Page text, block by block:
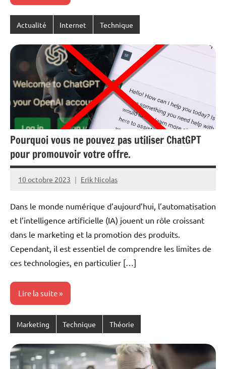
Actualité Internet Technique
Pourquoi vous ne pouvez pas utiliser ChatGPT
pour promouvoir votre offre.
10 octobre 2023 Erik Nicolas
Aucun
Dans le monde numérique d’aujourd’hui, l’automatisation
et l’intelligence artificielle (IA) jouent un rôle croissant
dans le marketing et la promotion des produits.
Cependant, il est essentiel de comprendre les limites de
ces technologies, en particulier […]
Lire la suite
Marketing Technique Théorie